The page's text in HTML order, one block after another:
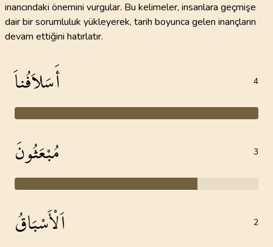
inancındaki önemini vurgular. Bu kelimeler, insanlara geçmişe
dair bir sorumluluk yükleyerek, tarih boyunca gelen inançların
devam ettiğini hatırlatır.
أَسَلاَفُناَ 4
مُبْعَثُونَ 3
اَلْأَسْبَاقُ 2